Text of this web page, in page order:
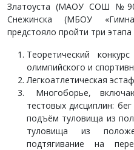
Златоуста (МАОУ СОШ
Снежинска (МБОУ
предстояло пройти три
Теоретический
олимпийского и
Легкоатлетическая
Многоборье,
тестовых дисциплин:
подъём туловища из
туловища из
подтягивание на